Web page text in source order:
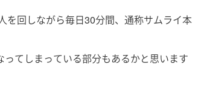
を回しながら毎日30分間、通称サムライ本
てしまっている部分もあるかと思います